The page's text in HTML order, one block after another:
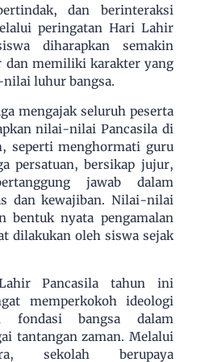
dan berinteraksi
peringatan Hari Lahir
diharapkan semakin
dan memiliki karakter yang
luhur bangsa.
mengajak seluruh peserta
nilai-nilai Pancasila di
seperti menghormati guru
persatuan, bersikap jujur,
jawab dalam
dan kewajiban. Nilai-nilai
bentuk nyata pengamalan
dilakukan oleh siswa sejak
Pancasila tahun ini
memperkokoh ideologi
fondasi bangsa dalam
tantangan zaman. Melalui
sekolah berupaya